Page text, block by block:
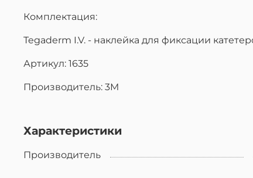
Комплектация:
Tegaderm I.V. - наклейка для фиксации
Артикул: 1635
Производитель: 3M
Характеристики
Производитель